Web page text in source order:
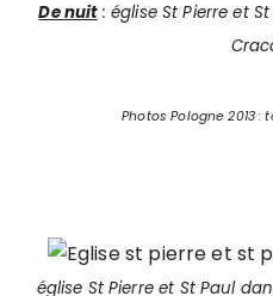
De nuit: église St Pierre et
Photos Pologne 2013 :
église St Pierre et St Paul